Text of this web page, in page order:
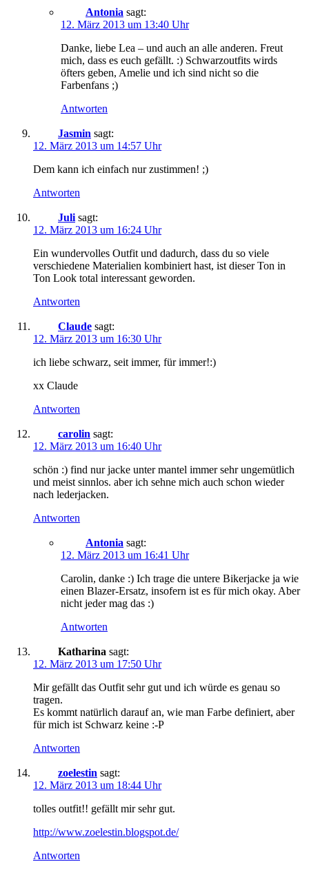
Antonia sagt:
12. März 2013 um 13:40 Uhr
Danke, liebe Lea – und auch an alle anderen. Freut
mich, dass es euch gefällt. :) Schwarzoutfits wirds
öfters geben, Amelie und ich sind nicht so die
Farbenfans ;)
Antworten
Jasmin sagt:
12. März 2013 um 14:57 Uhr
Dem kann ich einfach nur zustimmen! ;)
Antworten
Juli sagt:
12. März 2013 um 16:24 Uhr
Ein wundervolles Outfit und dadurch, dass du so viele
verschiedene Materialien kombiniert hast, ist dieser Ton in
Ton Look total interessant geworden.
Antworten
Claude sagt:
12. März 2013 um 16:30 Uhr
ich liebe schwarz, seit immer, für immer!:)
xx Claude
Antworten
carolin sagt:
12. März 2013 um 16:40 Uhr
schön :) find nur jacke unter mantel immer sehr ungemütlich
und meist sinnlos. aber ich sehne mich auch schon wieder
nach lederjacken.
Antworten
Antonia sagt:
12. März 2013 um 16:41 Uhr
Carolin, danke :) Ich trage die untere Bikerjacke ja wie
einen Blazer-Ersatz, insofern ist es für mich okay. Aber
nicht jeder mag das :)
Antworten
Katharina sagt:
12. März 2013 um 17:50 Uhr
Mir gefällt das Outfit sehr gut und ich würde es genau so
tragen.
Es kommt natürlich darauf an, wie man Farbe definiert, aber
für mich ist Schwarz keine :-P
Antworten
zoelestin sagt:
12. März 2013 um 18:44 Uhr
tolles outfit!! gefällt mir sehr gut.
http://www.zoelestin.blogspot.de/
Antworten